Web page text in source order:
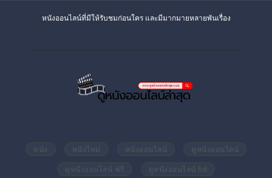
หนังออนไลน์ที่มีให้รับชมก่อนใคร และมีมากมายหลายพันเรื่อง
หนัง หนังใหม่ หนังออนไลน์
ดูหนังออนไลน์
ดูหนังออนไลน์ ฟรี
ดูหนังออนไลน์ hd